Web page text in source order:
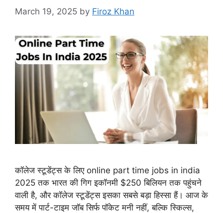
March 19, 2025 by Firoz Khan
कॉलेज स्टूडेंट्स के लिए online part time jobs in india
2025 तक भारत की गिग इकॉनमी $250 बिलियन तक पहुंचने
वाली है, और कॉलेज स्टूडेंट्स इसका सबसे बड़ा हिस्सा हैं। आज के
समय में पार्ट-टाइम जॉब सिर्फ पॉकेट मनी नहीं, बल्कि स्किल्स,